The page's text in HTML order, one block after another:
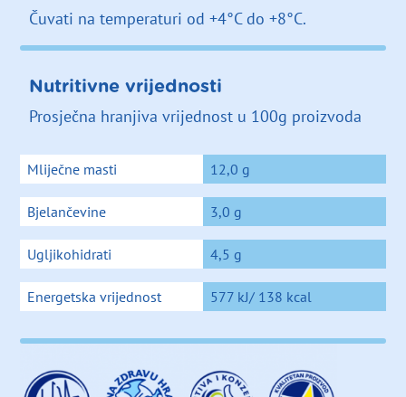
Čuvati na temperaturi od +4°C do +8°C.
Nutritivne vrijednosti
Prosječna hranjiva vrijednost u 100g proizvoda
Mliječne masti 12,0 g
Bjelančevine 3,0 g
Ugljikohidrati 4,5 g
Energetska vrijednost 577 kJ/ 138 kcal